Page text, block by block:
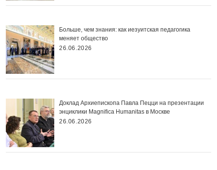
Больше, чем знания: как иезуитская педагогика
меняет общество
26.06.2026
Доклад Архиепископа Павла Пецци на презентации
энциклики Magnifica Нumanitas в Москве
26.06.2026